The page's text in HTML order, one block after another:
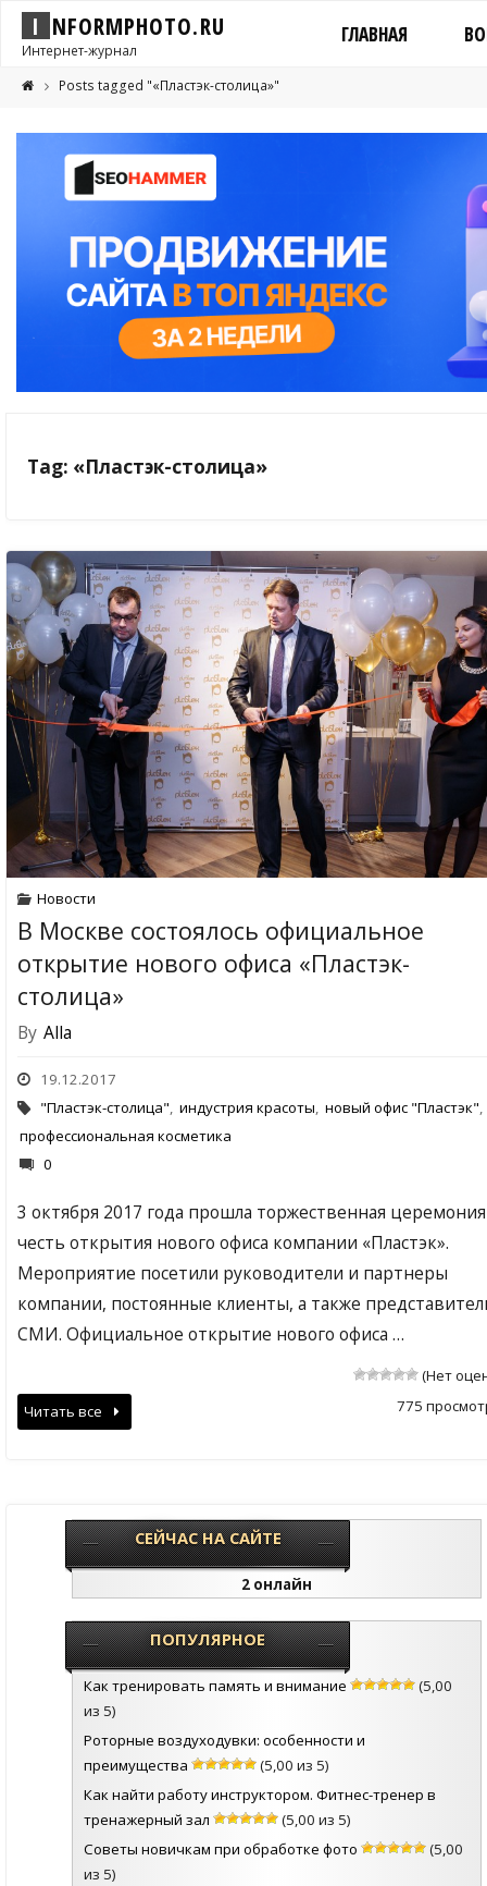
I NFORMPHOTO.RU
Интернет-журнал
ГЛАВНАЯ
Posts tagged "«Пластэк-столица»"
Tag: «Пластэк-столица»
Новости
В Москве состоялось официальное
открытие нового офиса «Пластэк-
столица»
By Alla
19.12.2017
"Пластэк-столица", индустрия красоты, новый офис "Пластэк",
профессиональная косметика
0
3 октября 2017 года прошла торжественная
честь открытия нового офиса компании «Пластэк».
Мероприятие посетили руководители и партнеры
компании, постоянные клиенты, а также
СМИ. Официальное открытие нового офиса …
(Нет
775
Читать все
СЕЙЧАС НА САЙТЕ
2 онлайн
ПОПУЛЯРНОЕ
Как тренировать память и внимание
(5,00
из 5)
Роторные воздуходувки: особенности и
преимущества
(5,00 из 5)
Как найти работу инструктором. Фитнес-тренер в
тренажерный зал
(5,00 из 5)
Советы новичкам при обработке фото
(5,00
из 5)